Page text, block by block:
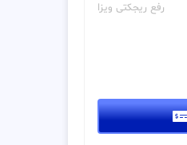
رفع ریجکتی ویزا